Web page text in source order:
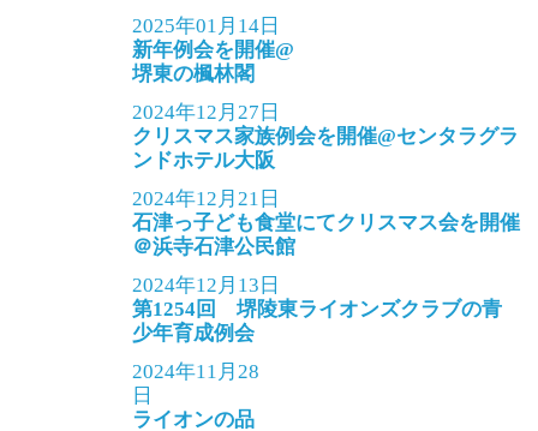
2025年01月14日
新年例会を開催@
堺東の楓林閣
2024年12月27日
クリスマス家族例会を開催@センタラグラ
ンドホテル大阪
2024年12月21日
石津っ子ども食堂にてクリスマス会を開催
＠浜寺石津公民館
2024年12月13日
第1254回 堺陵東ライオンズクラブの青
少年育成例会
2024年11月28
日
ライオンの品